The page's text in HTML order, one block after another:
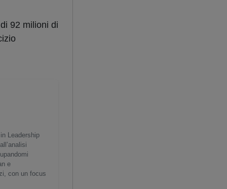
92 milioni di
Leadership
e
con un focus